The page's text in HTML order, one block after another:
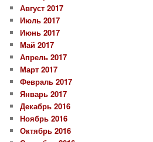
Август 2017
Июль 2017
Июнь 2017
Май 2017
Апрель 2017
Март 2017
Февраль 2017
Январь 2017
Декабрь 2016
Ноябрь 2016
Октябрь 2016